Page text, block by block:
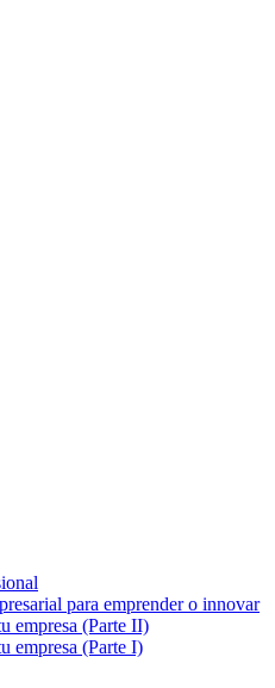
para emprender o innovar
empresa (Parte II)
empresa (Parte I)